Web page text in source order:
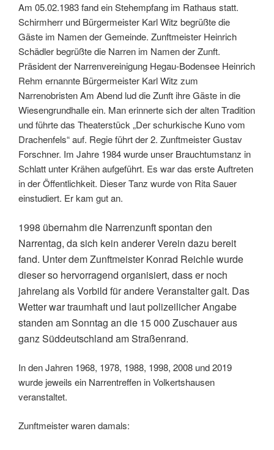
Am 05.02.1983 fand ein Stehempfang im Rathaus statt.
Schirmherr und Bürgermeister Karl Witz begrüßte die
Gäste im Namen der Gemeinde. Zunftmeister Heinrich
Schädler begrüßte die Narren im Namen der Zunft.
Präsident der Narrenvereinigung Hegau-Bodensee Heinrich
Rehm ernannte Bürgermeister Karl Witz zum
Narrenobristen Am Abend lud die Zunft ihre Gäste in die
Wiesengrundhalle ein. Man erinnerte sich der alten Tradition
und führte das Theaterstück „Der schurkische Kuno vom
Drachenfels“ auf. Regie führt der 2. Zunftmeister Gustav
Forschner. Im Jahre 1984 wurde unser Brauchtumstanz in
Schlatt unter Krähen aufgeführt. Es war das erste Auftreten
in der Öffentlichkeit. Dieser Tanz wurde von Rita Sauer
einstudiert. Er kam gut an.
1998 übernahm die Narrenzunft spontan den
Narrentag, da sich kein anderer Verein dazu bereit
fand. Unter dem Zunftmeister Konrad Reichle wurde
dieser so hervorragend organisiert, dass er noch
jahrelang als Vorbild für andere Veranstalter galt. Das
Wetter war traumhaft und laut polizeilicher Angabe
standen am Sonntag an die 15 000 Zuschauer aus
ganz Süddeutschland am Straßenrand.
In den Jahren 1968, 1978, 1988, 1998, 2008 und 2019
wurde jeweils ein Narrentreffen in Volkertshausen
veranstaltet.
Zunftmeister waren damals: